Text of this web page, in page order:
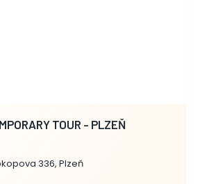
TOUR - PLZEŇ
336, Plzeň